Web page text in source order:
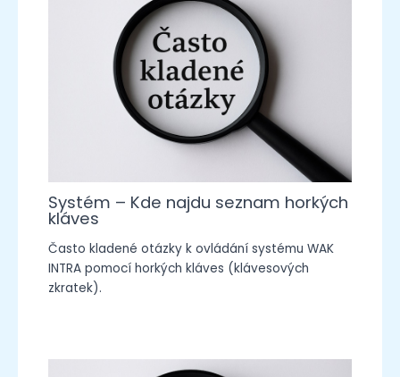
Systém – Kde najdu seznam horkých
kláves
Často kladené otázky k ovládání systému WAK
INTRA pomocí horkých kláves (klávesových
zkratek).